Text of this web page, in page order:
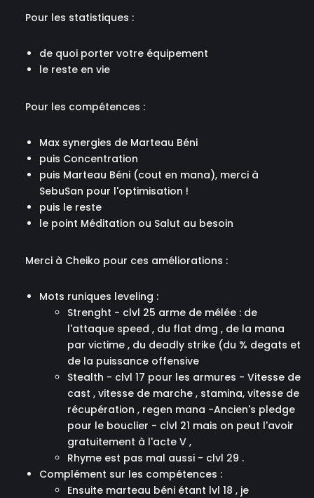
Pour les statistiques :
de quoi porter votre équipement
le reste en vie
Pour les compétences :
Max synergies de Marteau Béni
puis Concentration
puis Marteau Béni (cout en mana), merci à
SebuSan pour l'optimisation !
puis le reste
le point Méditation ou Salut au besoin
Merci à Cheiko pour ces améliorations :
Mots runiques leveling :
Strenght - clvl 25 arme de mélée : de
l'attaque speed , du flat dmg , de la mana
par victime , du deadly strike (du % degats et
de la puissance offensive
Stealth - clvl 17 pour les armures - Vitesse de
cast , vitesse de marche , stamina, vitesse de
récupération , regen mana -Ancien's pledge
pour le bouclier - clvl 21 mais on peut l'avoir
gratuitement à l'acte V ,
Rhyme est pas mal aussi - clvl 29 .
Complément sur les compétences :
Ensuite marteau béni étant lvl 18 , je